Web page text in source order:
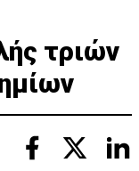
τριών